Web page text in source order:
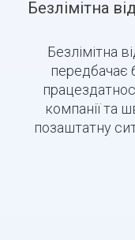
Безлімітна
Безлімітна
передбачає
компанії та
позаштатну